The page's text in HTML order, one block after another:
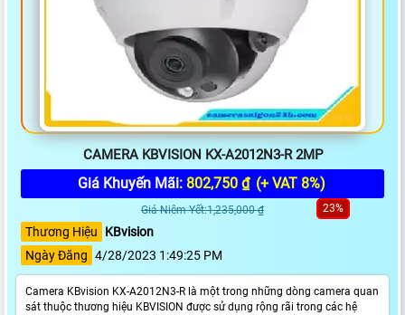
CAMERA KBVISION KX-A2012N3-R 2MP
Giá Khuyến Mãi: 802,750 ₫ (+ VAT 8%)
Giá Niêm Yết:1,235,000 ₫ 23%
Thương Hiệu
KBvision
Ngày Đăng 4/28/2023 1:49:25 PM
Camera KBvision KX-A2012N3-R là một trong những dòng camera quan
sát thuộc thương hiệu KBVISION được sử dụng rộng rãi trong các hệ